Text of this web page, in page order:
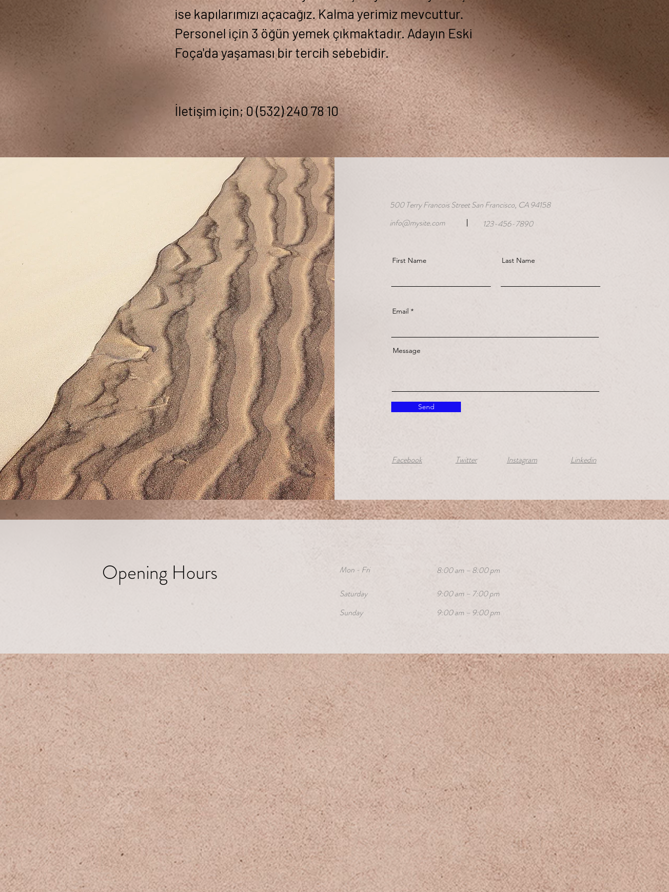
ise kapılarımızı açacağız. Kalma yerimiz mevcuttur.
Personel için 3 öğün yemek çıkmaktadır. Adayın Eski
Foça'da yaşaması bir tercih sebebidir.
İletişim için; 0 (532) 240 78 10
500 Terry Francois Street San Francisco, CA 94158
info@mysite.com
123-456-7890
First Name Last Name
Email
Message
Send
Facebook Twitter Instagram Linkedin
Opening Hours Mon - Fri 8:00 am – 8:00 pm
Saturday
9:00 am – 7:00 pm
​Sunday
9:00 am – 9:00 pm